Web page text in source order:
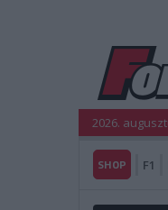
2026.
SHOP F1